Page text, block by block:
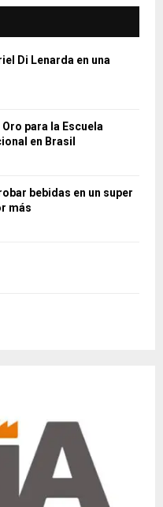
Di Lenarda en una
para la Escuela
en Brasil
bebidas en un super
más